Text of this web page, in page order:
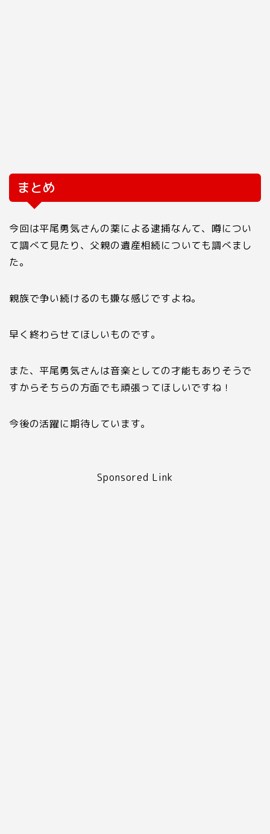
まとめ
今回は平尾勇気さんの薬による逮捕なんて、噂につい
て調べて見たり、父親の遺産相続についても調べまし
た。
親族で争い続けるのも嫌な感じですよね。
早く終わらせてほしいものです。
また、平尾勇気さんは音楽としての才能もありそうで
すからそちらの方面でも頑張ってほしいですね！
今後の活躍に期待しています。
Sponsored Link